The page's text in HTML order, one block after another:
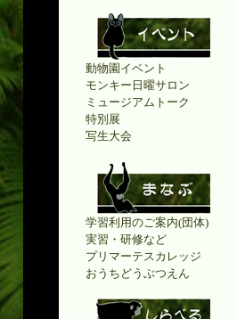
動物園イベント
モンキー日曜サロン
ミュージアムトーク
特別展
写生大会
学習利用のご案内(団体)
実習・研修など
プリマーテスカレッジ
おうちどうぶつえん